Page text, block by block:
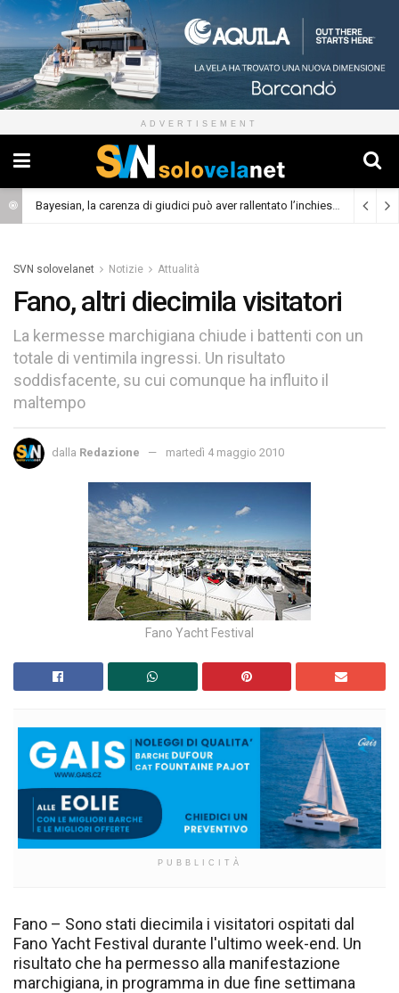
ADVERTISEMENT
Bayesian, la carenza di giudici può aver rallentato l’inchiesta (Cronaca)
SVN solovelanet Notizie Attualità
Fano, altri diecimila visitatori
La kermesse marchigiana chiude i battenti con un
totale di ventimila ingressi. Un risultato
soddisfacente, su cui comunque ha influito il
maltempo
dalla Redazione martedì 4 maggio 2010
Fano Yacht Festival
PUBBLICITÀ
Fano – Sono stati diecimila i visitatori ospitati dal
Fano Yacht Festival durante l'ultimo week-end. Un
risultato che ha permesso alla manifestazione
marchigiana, in programma in due fine settimana